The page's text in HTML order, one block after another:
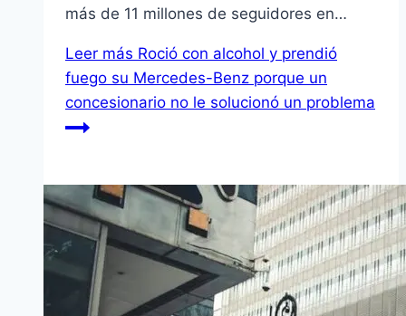
más de 11 millones de seguidores en…
Leer más Roció con alcohol y prendió
fuego su Mercedes-Benz porque un
concesionario no le solucionó un problema